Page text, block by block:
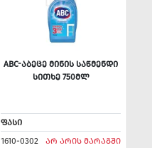
ABC-ᲐᲑᲔᲪᲔ ᲛᲘᲜᲘᲡ ᲡᲐᲬᲛᲔᲜᲓᲘ
ᲡᲘᲗᲮᲔ 750ᲛᲚ
ᲤᲐᲡᲘ
1610-0302
ᲐᲠ ᲐᲠᲘᲡ ᲛᲐᲠᲐᲒᲨᲘ